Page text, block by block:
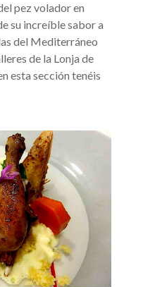
pez volador en
su increíble sabor a
del Mediterráneo
de la Lonja de
esta sección tenéis